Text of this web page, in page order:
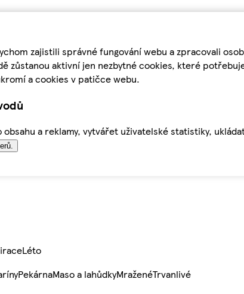
zajistili správné fungování webu a zpracovali
zůstanou aktivní jen nezbytné cookies, které
a cookies v patičce webu.
a reklamy, vytvářet uživatelské statistiky,
Léto
PekárnaMaso a lahůdkyMraženéTrvanlivé